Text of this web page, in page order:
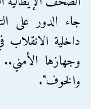
جاء الدور على
داخلية
وجهازها
والخوف".